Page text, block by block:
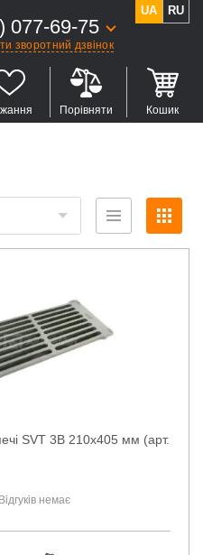
077-69-75
зворотний дзвінок
UA RU
Порівняти Кошик
SVT 3B 210х405 мм (арт.
Відгуків немає